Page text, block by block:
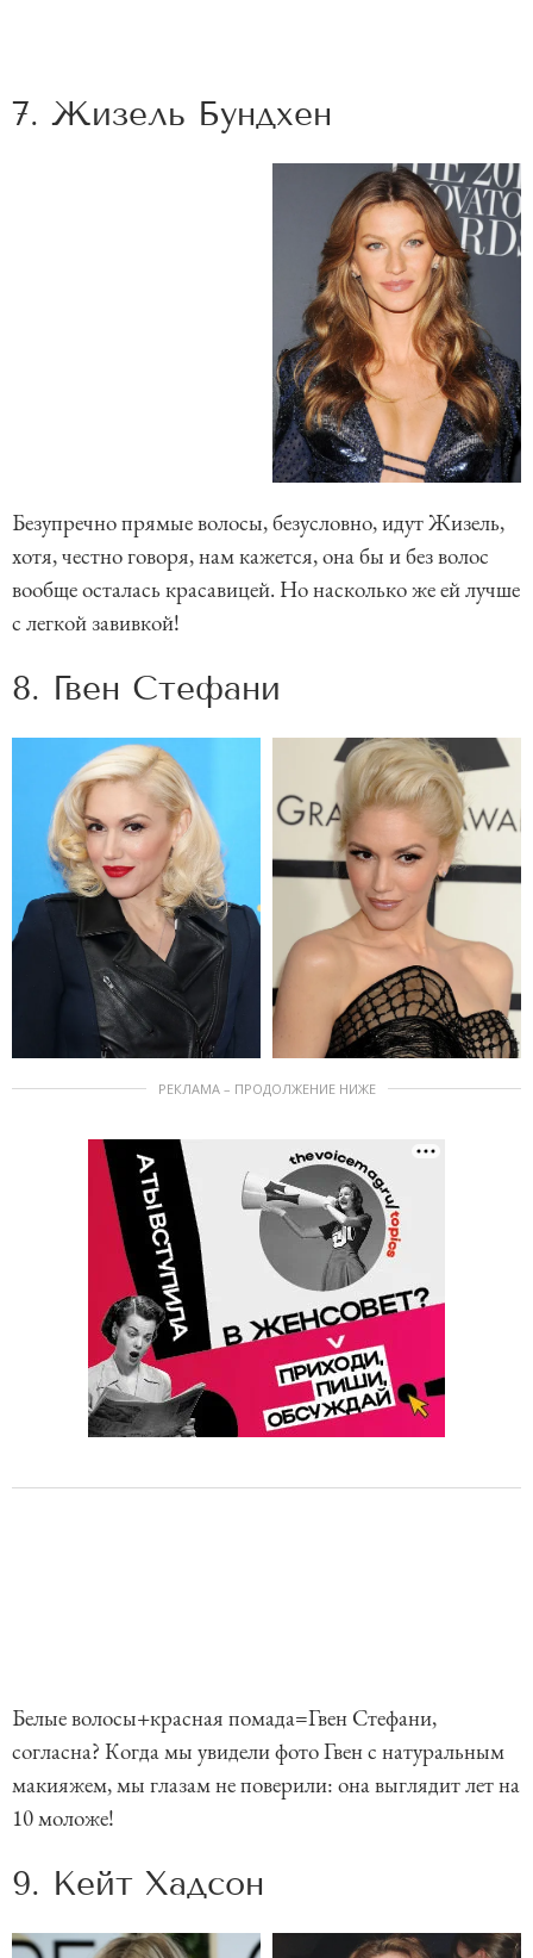
7. Жизель Бундхен
Безупречно прямые волосы, безусловно, идут Жизель,
хотя, честно говоря, нам кажется, она бы и без волос
вообще осталась красавицей. Но насколько же ей лучше
с легкой завивкой!
8. Гвен Стефани
РЕКЛАМА – ПРОДОЛЖЕНИЕ НИЖЕ
Белые волосы+красная помада=Гвен Стефани,
согласна? Когда мы увидели фото Гвен с натуральным
макияжем, мы глазам не поверили: она выглядит лет на
10 моложе!
9. Кейт Хадсон